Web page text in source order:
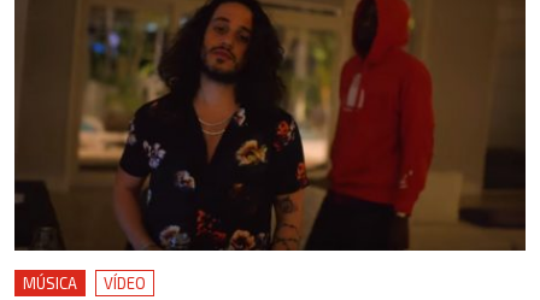
MÚSICA VÍDEO